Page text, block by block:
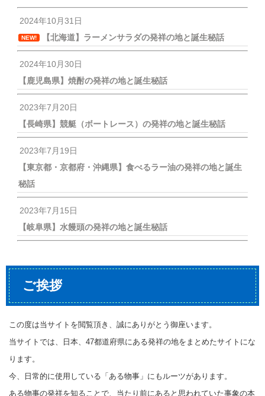
2024年10月31日
NEW! 【北海道】ラーメンサラダの発祥の地と誕生秘話
2024年10月30日
【鹿児島県】焼酎の発祥の地と誕生秘話
2023年7月20日
【長崎県】競艇（ボートレース）の発祥の地と誕生秘話
2023年7月19日
【東京都・京都府・沖縄県】食べるラー油の発祥の地と誕生
秘話
2023年7月15日
【岐阜県】水饅頭の発祥の地と誕生秘話
ご挨拶
この度は当サイトを閲覧頂き、誠にありがとう御座います。
当サイトでは、日本、47都道府県にある発祥の地をまとめたサイトにな
ります。
今、日常的に使用している「ある物事」にもルーツがあります。
ある物事の発祥を知ることで、当たり前にあると思われていた事象の本